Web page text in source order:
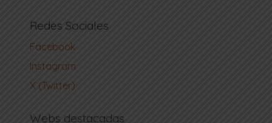
Redes Sociales
Facebook
Instagram
X (Twitter)
Webs destacadas